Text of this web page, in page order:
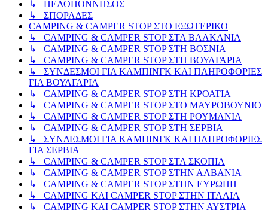
↳ ΠΕΛΟΠΟΝΝΗΣΟΣ
↳ ΣΠΟΡΑΔΕΣ
CAMPING & CAMPER STOP ΣΤΟ ΕΞΩΤΕΡΙΚΟ
↳ CAMPING & CAMPER STOP ΣΤΑ ΒΑΛΚΑΝΙΑ
↳ CAMPING & CAMPER STOP ΣΤΗ ΒΟΣΝΙΑ
↳ CAMPING & CAMPER STOP ΣΤΗ ΒΟΥΛΓΑΡΙΑ
↳ ΣΥΝΔΕΣΜΟΙ ΓΙΑ ΚΑΜΠΙΝΓΚ ΚΑΙ ΠΛΗΡΟΦΟΡΙΕΣ
ΓΙΑ ΒΟΥΛΓΑΡΙΑ
↳ CAMPING & CAMPER STOP ΣΤΗ ΚΡΟΑΤΙΑ
↳ CAMPING & CAMPER STOP ΣΤΟ ΜΑΥΡΟΒΟΥΝΙΟ
↳ CAMPING & CAMPER STOP ΣΤΗ ΡΟΥΜΑΝΙΑ
↳ CAMPING & CAMPER STOP ΣΤΗ ΣΕΡΒΙΑ
↳ ΣΥΝΔΕΣΜΟΙ ΓΙΑ ΚΑΜΠΙΝΓΚ ΚΑΙ ΠΛΗΡΟΦΟΡΙΕΣ
ΓΙΑ ΣΕΡΒΙΑ
↳ CAMPING & CAMPER STOP ΣΤΑ ΣΚΟΠΙΑ
↳ CAMPING & CAMPER STOP ΣΤΗΝ ΑΛΒΑΝΙΑ
↳ CAMPING & CAMPER STOP ΣΤΗΝ ΕΥΡΩΠΗ
↳ CAMPING KAI CAMPER STOP ΣΤΗΝ ΙΤΑΛΙΑ
↳ CAMPING KAI CAMPER STOP ΣΤΗΝ ΑΥΣΤΡΙΑ